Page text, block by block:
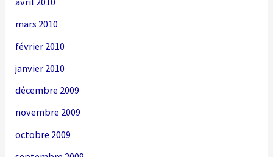
mars 2010
février 2010
janvier 2010
décembre 2009
novembre 2009
octobre 2009